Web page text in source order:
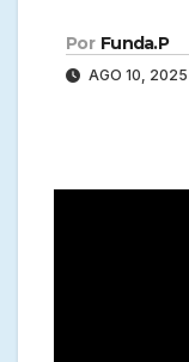
Por Funda.P
AGO 10, 2025